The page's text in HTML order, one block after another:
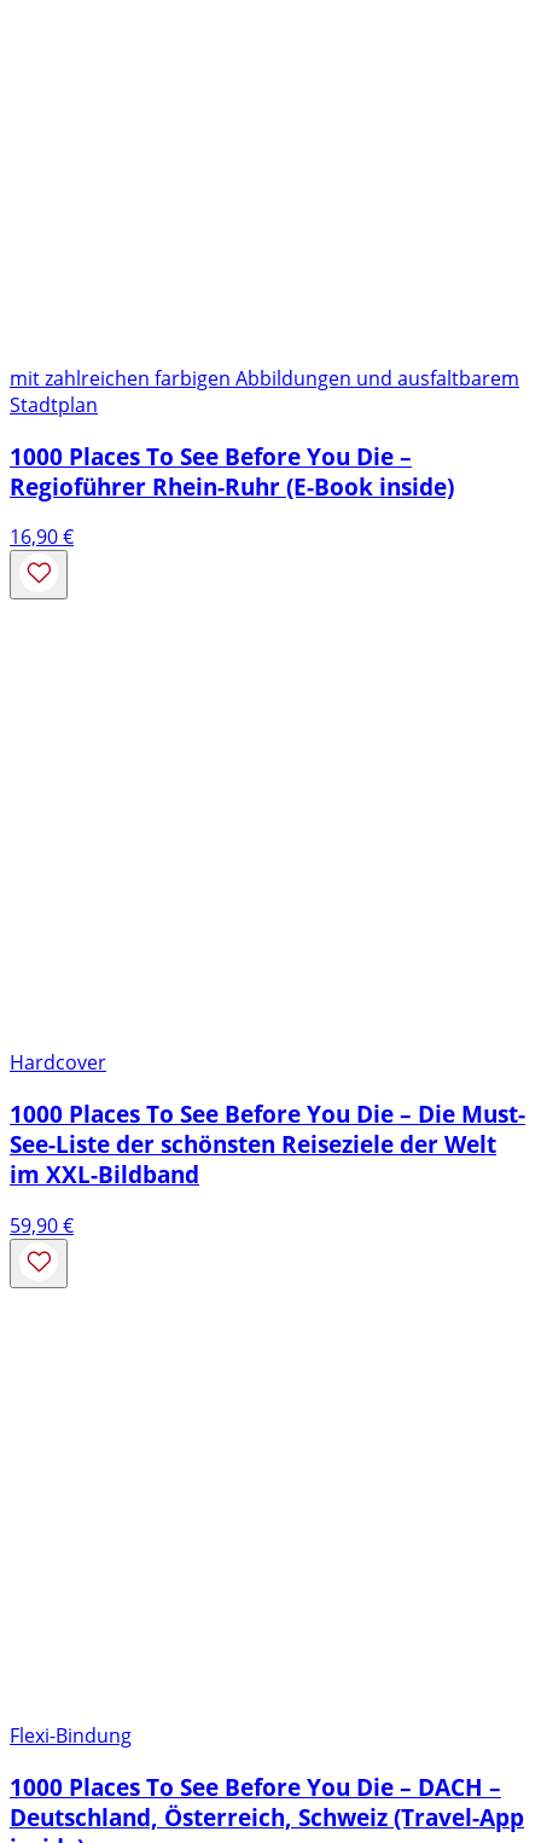
mit zahlreichen farbigen Abbildungen und ausfaltbarem
Stadtplan
1000 Places To See Before You Die –
Regioführer Rhein-Ruhr (E-Book inside)
16,90€
Hardcover
1000 Places To See Before You Die – Die Must-
See-Liste der schönsten Reiseziele der Welt
im XXL-Bildband
59,90€
Flexi-Bindung
1000 Places To See Before You Die – DACH –
Deutschland, Österreich, Schweiz (Travel-App